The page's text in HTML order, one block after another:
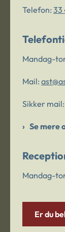
Telefon: 33
Mandag-
Mail:
Sikker mail:
Se mere
Mandag-
Er du